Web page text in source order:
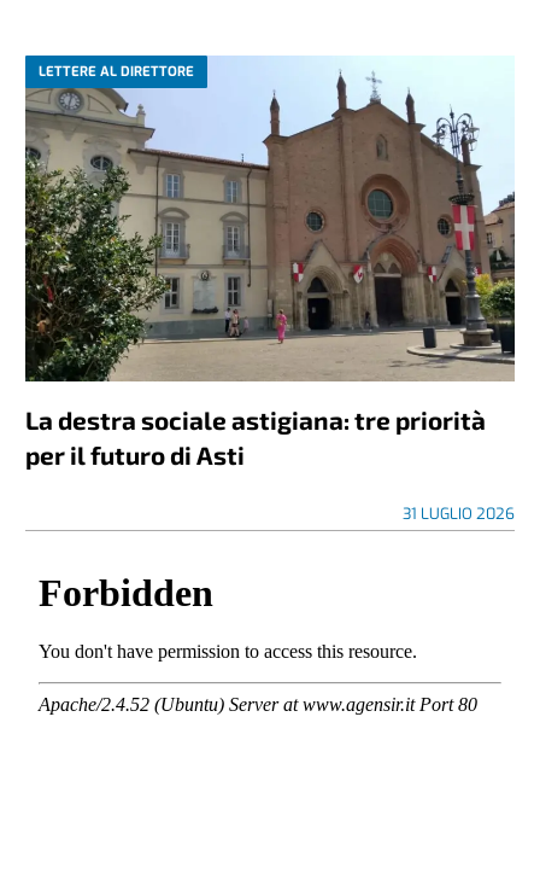
LETTERE AL DIRETTORE
La destra sociale astigiana: tre priorità
per il futuro di Asti
31 LUGLIO 2026